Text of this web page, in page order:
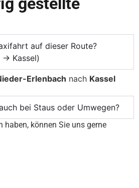
auf dieser Route?
→ Kassel)
Erlenbach nach Kassel
bei Staus oder Umwegen?
haben, können Sie uns gerne